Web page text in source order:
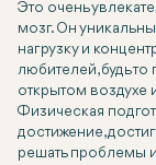
Это очень
мозг. Он
нагрузку и
любителей, будь
открытом воздухе
Физическая
достижение,
решать проблемы и